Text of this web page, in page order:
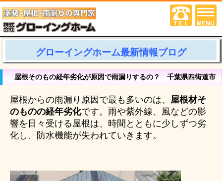
グローイングホーム最新情報ブログ
屋根そのもの経年劣化が原因で雨漏りするの？ 千葉県四街道市
屋根からの雨漏り原因で最も多いのは、 屋根材そ
のものの経年劣化です。雨や紫外線、風などの影
響を日々受ける屋根は、時間とともに少しずつ劣
化し、防水機能が失われていきます。